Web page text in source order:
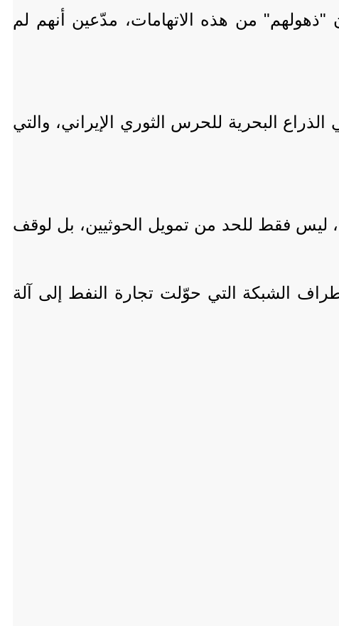
من هذه الاتهامات، مدّعين أنهم لم
البحرية للحرس الثوري الإيراني، والتي
ليس فقط للحد من تمويل الحوثيين، بل لوقف
الشبكة التي حوّلت تجارة النفط إلى آلة